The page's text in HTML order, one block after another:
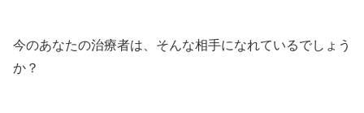
今のあなたの治療者は、そんな相手になれているでしょう
か？